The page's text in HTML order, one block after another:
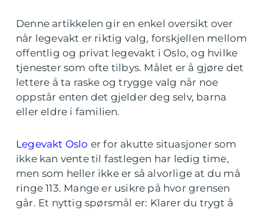
Denne artikkelen gir en enkel oversikt over
når legevakt er riktig valg, forskjellen mellom
offentlig og privat legevakt i Oslo, og hvilke
tjenester som ofte tilbys. Målet er å gjøre det
lettere å ta raske og trygge valg når noe
oppstår enten det gjelder deg selv, barna
eller eldre i familien.
Legevakt Oslo er for akutte situasjoner som
ikke kan vente til fastlegen har ledig time,
men som heller ikke er så alvorlige at du må
ringe 113. Mange er usikre på hvor grensen
går. Et nyttig spørsmål er: Klarer du trygt å